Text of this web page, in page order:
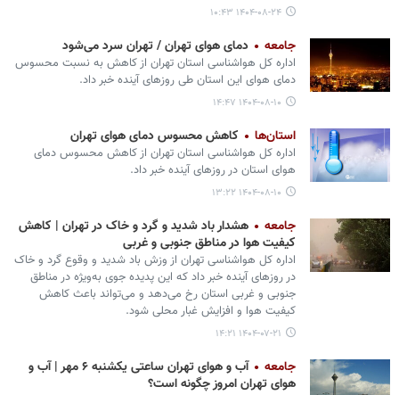
۱۴۰۴-۰۸-۲۴ ۱۰:۴۳
جامعه دمای هوای تهران / تهران سرد می‌شود
‌اداره کل هواشناسی استان تهران از کاهش به نسبت محسوس
دمای هوای این استان طی روزهای آینده خبر داد.
۱۴۰۴-۰۸-۱۰ ۱۴:۴۷
استان‌ها کاهش محسوس دمای هوای تهران
اداره کل هواشناسی استان تهران از کاهش محسوس دمای
هوای استان در روزهای آینده خبر داد.
۱۴۰۴-۰۸-۱۰ ۱۳:۲۲
جامعه
هشدار باد شدید و گرد و خاک در تهران | کاهش
کیفیت هوا در مناطق جنوبی و غربی
اداره کل هواشناسی تهران از وزش باد شدید و وقوع گرد و خاک
در روزهای آینده خبر داد که این پدیده جوی به‌ویژه در مناطق
جنوبی و غربی استان رخ می‌دهد و می‌تواند باعث کاهش
کیفیت هوا و افزایش غبار محلی شود.
۱۴۰۴-۰۷-۲۱ ۱۴:۲۱
جامعه
آب و هوای تهران ساعتی یکشنبه ۶ مهر | آب و
هوای تهران امروز چگونه است؟